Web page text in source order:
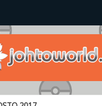
dall'universo Pokémon